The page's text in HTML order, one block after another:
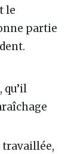
le
partie
, qu’il